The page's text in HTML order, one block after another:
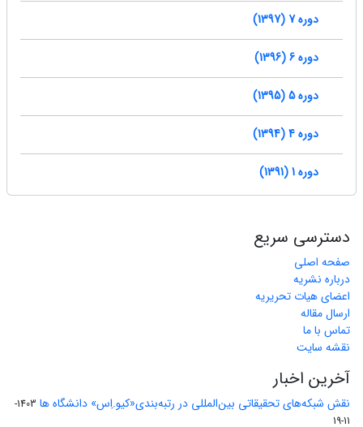
دوره 7 (1397)
دوره 6 (1396)
دوره 5 (1395)
دوره 4 (1394)
دوره 1 (1391)
دسترسی سریع
صفحه اصلی
درباره نشریه
اعضای هیات تحریریه
ارسال مقاله
تماس با ما
نقشه سایت
آخرین اخبار
نقش شبکه‌های تحقیقاتی بین‌المللی در رتبه‌بندی«کیو.اِس» دانشگاه ها
1403-
11-19